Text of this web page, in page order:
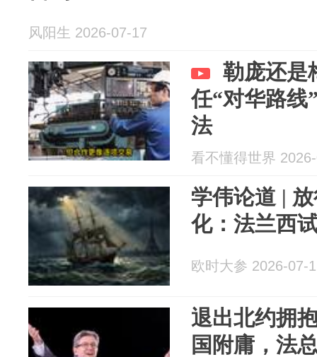
风阳生 2026-07-17
勒庞还是
任“对华路线
法
看不懂得世界
学伟论道 |
化：法兰西
欧时大参 2026-07-
退出北约拥
国附庸，法